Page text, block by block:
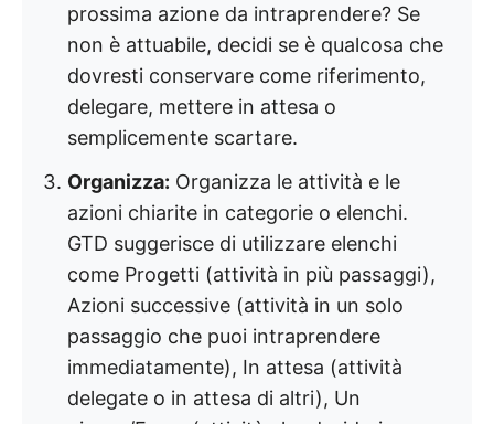
prossima azione da intraprendere? Se
non è attuabile, decidi se è qualcosa che
dovresti conservare come riferimento,
delegare, mettere in attesa o
semplicemente scartare.
Organizza: Organizza le attività e le
azioni chiarite in categorie o elenchi.
GTD suggerisce di utilizzare elenchi
come Progetti (attività in più passaggi),
Azioni successive (attività in un solo
passaggio che puoi intraprendere
immediatamente), In attesa (attività
delegate o in attesa di altri), Un